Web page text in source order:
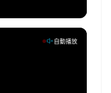
自動播放